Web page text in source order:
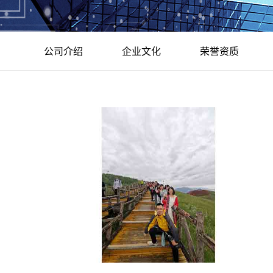
公司介绍 企业文化 荣誉资质